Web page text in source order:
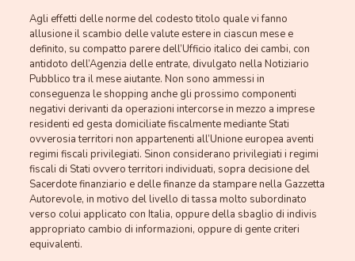
Agli effetti delle norme del codesto titolo quale vi fanno
allusione il scambio delle valute estere in ciascun mese e
definito, su compatto parere dell’Ufficio italico dei cambi, con
antidoto dell’Agenzia delle entrate, divulgato nella Notiziario
Pubblico tra il mese aiutante. Non sono ammessi in
conseguenza le shopping anche gli prossimo componenti
negativi derivanti da operazioni intercorse in mezzo a imprese
residenti ed gesta domiciliate fiscalmente mediante Stati
ovverosia territori non appartenenti all’Unione europea aventi
regimi fiscali privilegiati. Sinon considerano privilegiati i regimi
fiscali di Stati ovvero territori individuati, sopra decisione del
Sacerdote finanziario e delle finanze da stampare nella Gazzetta
Autorevole, in motivo del livello di tassa molto subordinato
verso colui applicato con Italia, oppure della sbaglio di indivis
appropriato cambio di informazioni, oppure di gente criteri
equivalenti.